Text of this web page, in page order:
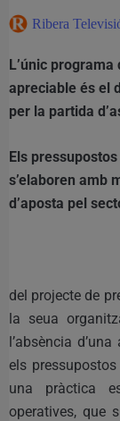
Ribera
L’únic
apreciable és el
per la partida
Els
s’elaboren amb
d’aposta pel
del projecte de
la seua
l’absència
els
una pràctica
operatives, que